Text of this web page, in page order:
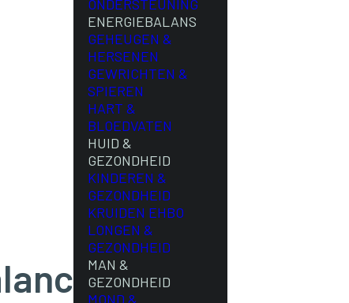
ONDERSTEUNING
ENERGIEBALANS
GEHEUGEN &
HERSENEN
GEWRICHTEN &
SPIEREN
HART &
BLOEDVATEN
HUID &
GEZONDHEID
KINDEREN &
GEZONDHEID
KRUIDEN EHBO
LONGEN &
GEZONDHEID
MAN &
GEZONDHEID
MOND &